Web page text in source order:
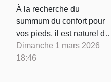
À la recherche du
summum du confort pour
vos pieds, il est naturel de
se tourner vers des
matières naturelles et
Dimanche 1 mars 2026
18:46